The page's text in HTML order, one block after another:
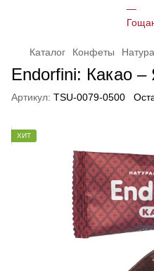
Каталог Конфеты
Endorfini: Какао –
Артикул: TSU-0079-0500
ХИТ